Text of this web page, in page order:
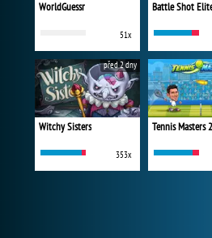
WorldGuessr
51x
Battle Shot
Witchy Sisters
353x
před 2 dny
Tennis Masters